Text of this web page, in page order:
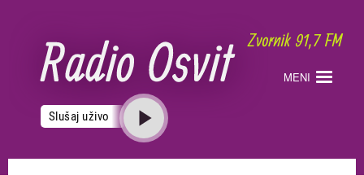
sadržaj
MENI
Slušaj uživo